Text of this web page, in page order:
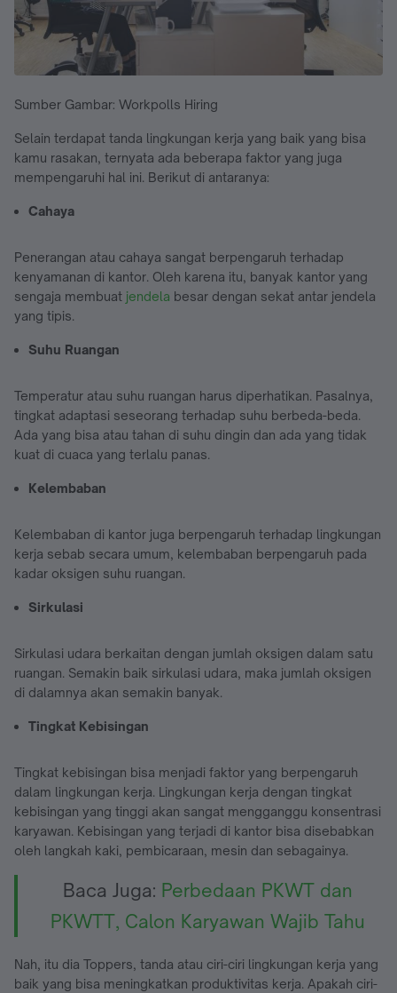
Sumber Gambar: Workpolls Hiring
Selain terdapat tanda lingkungan kerja yang baik yang bisa
kamu rasakan, ternyata ada beberapa faktor yang juga
mempengaruhi hal ini. Berikut di antaranya:
Cahaya
Penerangan atau cahaya sangat berpengaruh terhadap
kenyamanan di kantor. Oleh karena itu, banyak kantor yang
sengaja membuat jendela besar dengan sekat antar jendela
yang tipis.
Suhu Ruangan
Temperatur atau suhu ruangan harus diperhatikan. Pasalnya,
tingkat adaptasi seseorang terhadap suhu berbeda-beda.
Ada yang bisa atau tahan di suhu dingin dan ada yang tidak
kuat di cuaca yang terlalu panas.
Kelembaban
Kelembaban di kantor juga berpengaruh terhadap lingkungan
kerja sebab secara umum, kelembaban berpengaruh pada
kadar oksigen suhu ruangan.
Sirkulasi
Sirkulasi udara berkaitan dengan jumlah oksigen dalam satu
ruangan. Semakin baik sirkulasi udara, maka jumlah oksigen
di dalamnya akan semakin banyak.
Tingkat Kebisingan
Tingkat kebisingan bisa menjadi faktor yang berpengaruh
dalam lingkungan kerja. Lingkungan kerja dengan tingkat
kebisingan yang tinggi akan sangat mengganggu konsentrasi
karyawan. Kebisingan yang terjadi di kantor bisa disebabkan
oleh langkah kaki, pembicaraan, mesin dan sebagainya.
Baca Juga: Perbedaan PKWT dan
PKWTT, Calon Karyawan Wajib Tahu
Nah, itu dia Toppers, tanda atau ciri-ciri lingkungan kerja yang
baik yang bisa meningkatkan produktivitas kerja. Apakah ciri-